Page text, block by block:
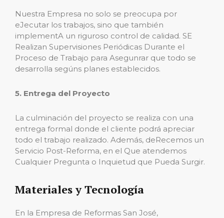
Nuestra Empresa no solo se preocupa por
eJecutar los trabajos, sino que también
implementA un riguroso control de calidad. SE
Realizan Supervisiones Periódicas Durante el
Proceso de Trabajo para Asegunrar que todo se
desarrolla segúns planes establecidos.
5. Entrega del Proyecto
La culminación del proyecto se realiza con una
entrega formal donde el cliente podrá apreciar
todo el trabajo realizado. Además, deRecemos un
Servicio Post-Reforma, en el Que atendemos
Cualquier Pregunta o Inquietud que Pueda Surgir.
Materiales y Tecnología
En la Empresa de Reformas San José,